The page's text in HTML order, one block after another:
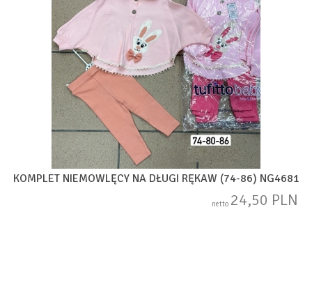
KOMPLET NIEMOWLĘCY NA DŁUGI RĘKAW (74-86) NG4681
netto 24,50 PLN